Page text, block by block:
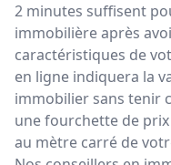
2 minutes suffisent
immobilière après
caractéristiques de
en ligne indiquera la
immobilier sans tenir
une fourchette de
au mètre carré de